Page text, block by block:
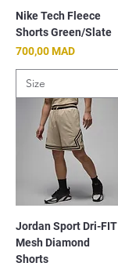
Nike Tech Fleece
Shorts Green/Slate
Prix
700,00 MAD
Jordan Sport Dri-FIT
Mesh Diamond
Shorts